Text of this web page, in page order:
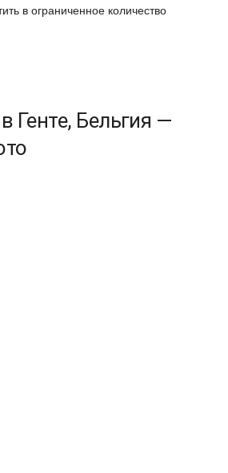
в ограниченное количество
Генте, Бельгия —